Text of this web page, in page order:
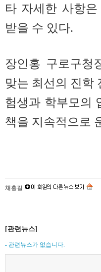
타 자세한 사항은
받을 수 있다.
장인홍 구로구청
맞는 최선의 진학
험생과 학부모의
책을 지속적으로
채홍길
[관련뉴스]
- 관련뉴스가 없습니다.